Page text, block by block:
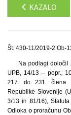
KAZALO
Št. 430-11/2019-2 Ob-
Na podlagi določil
UPB, 14/13 – popr.,
217. do 231. člena
Republike Slovenije
3/13 in 81/16),
Odloka o proračunu